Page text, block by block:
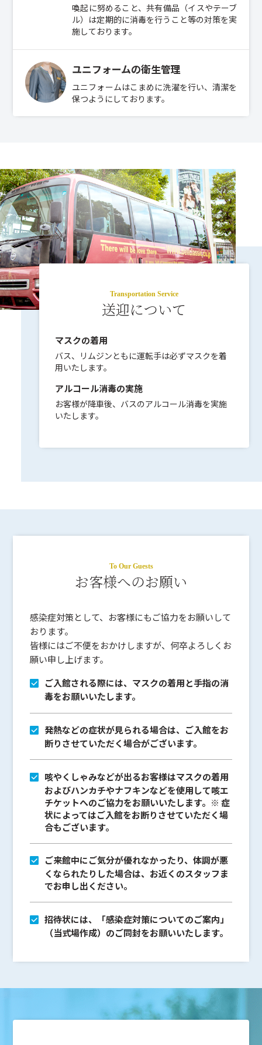
喚起に努めること、共有備品（イスやテーブ
ル）は定期的に消毒を行うこと等の対策を実
施しております。
ユニフォームの衛生管理
ユニフォームはこまめに洗濯を行い、清潔を
保つようにしております。
Transportation Service
送迎について
マスクの着用
バス、リムジンともに運転手は必ずマスクを着
用いたします。
アルコール消毒の実施
お客様が降車後、バスのアルコール消毒を実施
いたします。
To Our Guests
お客様へのお願い
感染症対策として、お客様にもご協力をお願いして
おります。
皆様にはご不便をおかけしますが、何卒よろしくお
願い申し上げます。
ご入館される際には、マスクの着用と手指の消
毒をお願いいたします。
発熱などの症状が見られる場合は、ご入館をお
断りさせていただく場合がございます。
咳やくしゃみなどが出るお客様はマスクの着用
およびハンカチやナフキンなどを使用して咳エ
チケットへのご協力をお願いいたします。※ 症
状によってはご入館をお断りさせていただく場
合もございます。
ご来館中にご気分が優れなかったり、体調が悪
くなられたりした場合は、お近くのスタッフま
でお申し出ください。
招待状には、「感染症対策についてのご案内」
（当式場作成）のご同封をお願いいたします。